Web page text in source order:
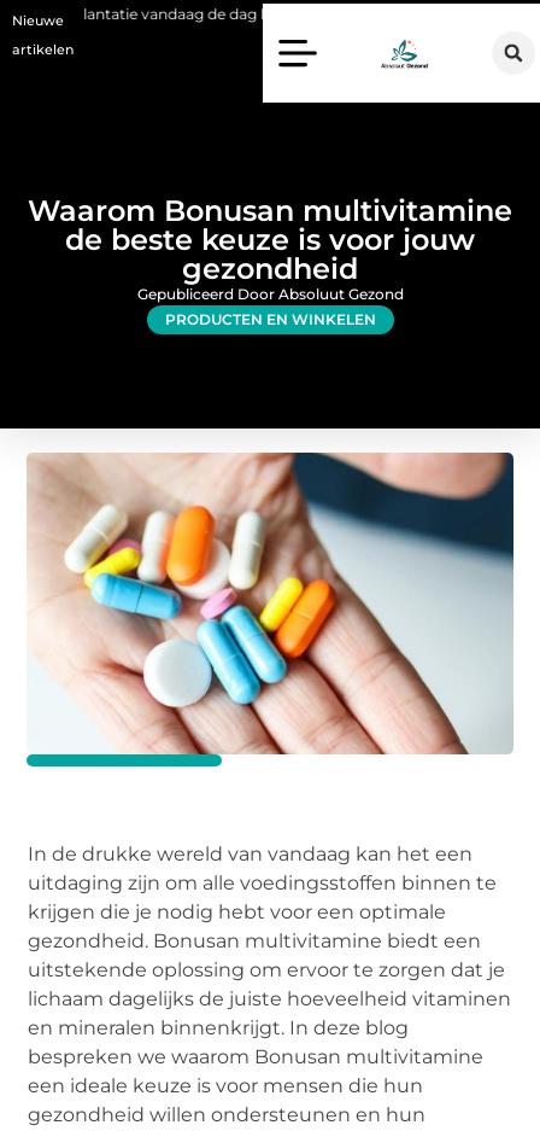
Nieuwe
artikelen
de dag kan betekenen
Waarom Bonusan multivitamine
de beste keuze is voor jouw
gezondheid
PRODUCTEN EN WINKELEN
Gepubliceerd Door Absoluut Gezond
In de drukke wereld van vandaag kan het een
uitdaging zijn om alle voedingsstoffen binnen te
krijgen die je nodig hebt voor een optimale
gezondheid. Bonusan multivitamine biedt een
uitstekende oplossing om ervoor te zorgen dat je
lichaam dagelijks de juiste hoeveelheid vitaminen
en mineralen binnenkrijgt. In deze blog
bespreken we waarom Bonusan multivitamine
een ideale keuze is voor mensen die hun
gezondheid willen ondersteunen en hun